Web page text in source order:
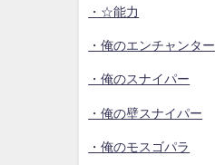
・☆能力
・俺のエンチャンター
・俺のスナイパー
・俺の壁スナイパー
・俺のモスゴパラ